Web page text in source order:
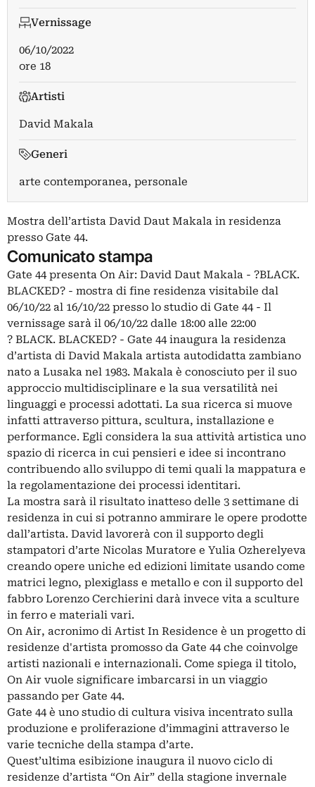
Vernissage
06/10/2022
ore 18
Artisti
David Makala
Generi
arte contemporanea, personale
Mostra dell’artista David Daut Makala in residenza
presso Gate 44.
Comunicato stampa
Gate 44 presenta On Air: David Daut Makala - ?BLACK.
BLACKED? - mostra di fine residenza visitabile dal
06/10/22 al 16/10/22 presso lo studio di Gate 44 - Il
vernissage sarà il 06/10/22 dalle 18:00 alle 22:00
? BLACK. BLACKED? - Gate 44 inaugura la residenza
d’artista di David Makala artista autodidatta zambiano
nato a Lusaka nel 1983. Makala è conosciuto per il suo
approccio multidisciplinare e la sua versatilità nei
linguaggi e processi adottati. La sua ricerca si muove
infatti attraverso pittura, scultura, installazione e
performance. Egli considera la sua attività artistica uno
spazio di ricerca in cui pensieri e idee si incontrano
contribuendo allo sviluppo di temi quali la mappatura e
la regolamentazione dei processi identitari.
La mostra sarà il risultato inatteso delle 3 settimane di
residenza in cui si potranno ammirare le opere prodotte
dall’artista. David lavorerà con il supporto degli
stampatori d’arte Nicolas Muratore e Yulia Ozherelyeva
creando opere uniche ed edizioni limitate usando come
matrici legno, plexiglass e metallo e con il supporto del
fabbro Lorenzo Cerchierini darà invece vita a sculture
in ferro e materiali vari.
On Air, acronimo di Artist In Residence è un progetto di
residenze d'artista promosso da Gate 44 che coinvolge
artisti nazionali e internazionali. Come spiega il titolo,
On Air vuole significare imbarcarsi in un viaggio
passando per Gate 44.
Gate 44 è uno studio di cultura visiva incentrato sulla
produzione e proliferazione d’immagini attraverso le
varie tecniche della stampa d’arte.
Quest’ultima esibizione inaugura il nuovo ciclo di
residenze d’artista “On Air” della stagione invernale